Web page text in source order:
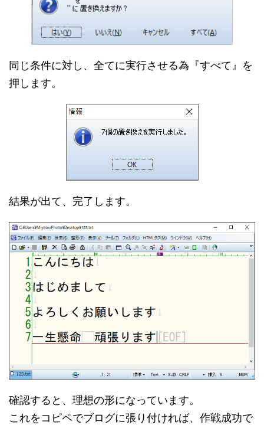
同じ条件に対し、全てに実行させる為『すべて』を
押します。
結果が出て、完了します。
確認すると、理想の形になっています。
これをコピペでブログに張り付ければ、作戦成功で